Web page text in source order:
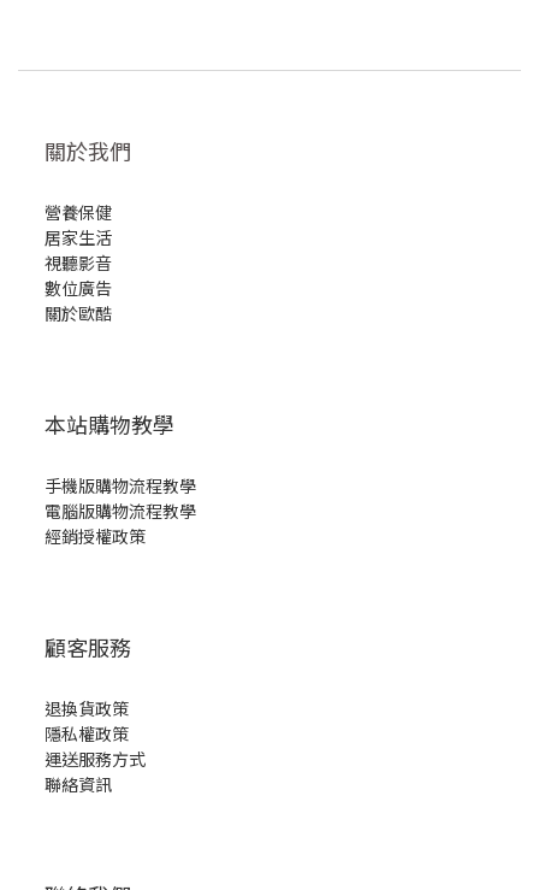
關於我們
營養保健
居家生活
視聽影音
數位廣告
關於歐酷
本站購物教學
手機版購物流程教學
電腦版購物流程教學
經銷授權政策
顧客服務
退換貨政策
隱私權政策
運送服務方式
聯絡資訊